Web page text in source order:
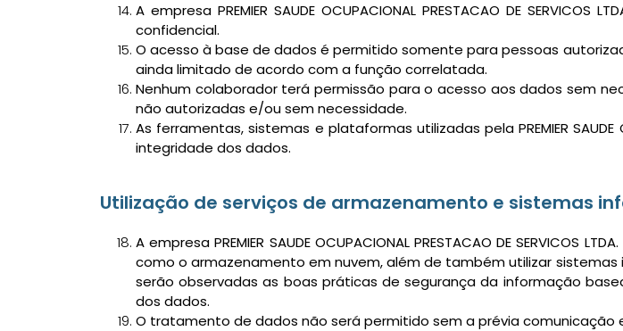
A empresa PREMIER SAUDE OCUPACIONAL PRESTACAO DE
confidencial.
O acesso à base de dados é permitido somente para pessoas
ainda limitado de acordo com a função correlatada.
Nenhum colaborador terá permissão para o acesso aos dados sem
não autorizadas e/ou sem necessidade.
As ferramentas, sistemas e plataformas utilizadas pela PREMIER SAUDE
integridade dos dados.
Utilização de serviços de armazenamento e sistemas
A empresa PREMIER SAUDE OCUPACIONAL PRESTACAO DE
como o armazenamento em nuvem, além de também utilizar
serão observadas as boas práticas de segurança da informação
dos dados.
O tratamento de dados não será permitido sem a prévia comunicação